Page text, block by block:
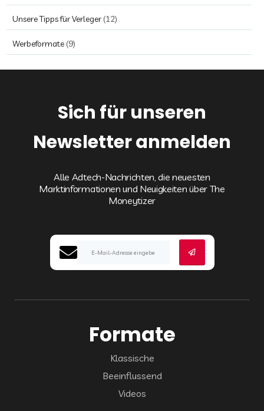
Unsere Tipps für Verleger (12)
Werbeformate (9)
Sich für unseren
Newsletter anmelden
Alle Adtech-Nachrichten, die neuesten
Marktinformationen und Neuigkeiten über The
Moneytizer
Formate
Klassische
Beeinflussend
Videos